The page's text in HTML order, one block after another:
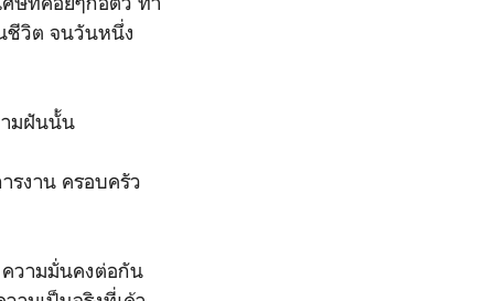
ชีวิต จนวันหนึ่ง
ามฝันนั้น
รงาน ครอบครัว
วามมั่นคงต่อกัน